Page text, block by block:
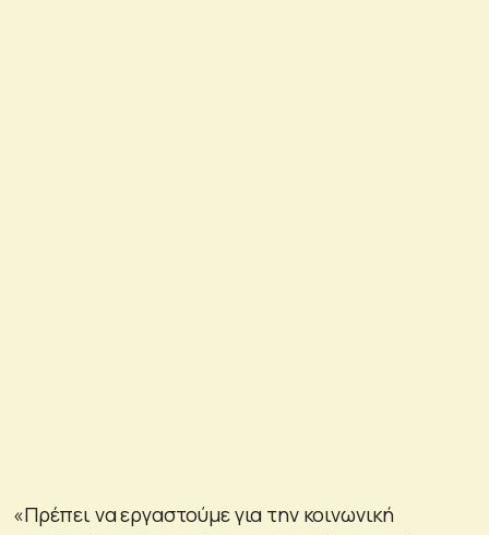
«Πρέπει να εργαστούμε για την κοινωνική